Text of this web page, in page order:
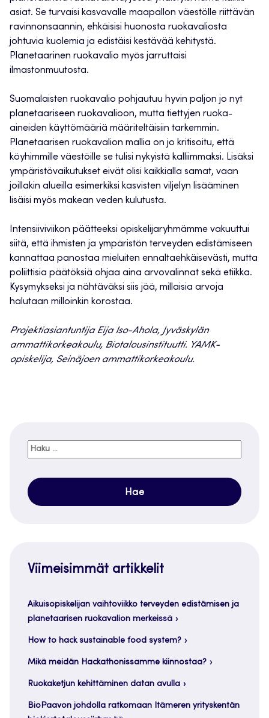
asiat. Se turvaisi kasvavalle maapallon väestölle riittävän
ravinnonsaannin, ehkäisisi huonosta ruokavaliosta
johtuvia kuolemia ja edistäisi kestävää kehitystä.
Planetaarinen ruokavalio myös jarruttaisi
ilmastonmuutosta.
Suomalaisten ruokavalio pohjautuu hyvin paljon jo nyt
planetaariseen ruokavalioon, mutta tiettyjen ruoka-
aineiden käyttömääriä määriteltäisiin tarkemmin.
Planetaarisen ruokavalion mallia on jo kritisoitu, että
köyhimmille väestöille se tulisi nykyistä kalliimmaksi. Lisäksi
ympäristövaikutukset eivät olisi kaikkialla samat, vaan
joillakin alueilla esimerkiksi kasvisten viljelyn lisääminen
lisäisi myös makean veden kulutusta.
Intensiiviviikon päätteeksi opiskelijaryhmämme vakuuttui
siitä, että ihmisten ja ympäristön terveyden edistämiseen
kannattaa panostaa mieluiten ennaltaehkäisevästi, mutta
poliittisia päätöksiä ohjaa aina arvovalinnat sekä etiikka.
Kysymykseksi ja nähtäväksi siis jää, millaisia arvoja
halutaan milloinkin korostaa.
Projektiasiantuntija Eija Iso-Ahola, Jyväskylän
ammattikorkeakoulu, Biotalousinstituutti. YAMK-
opiskelija, Seinäjoen ammattikorkeakoulu.
Haku:
Viimeisimmät artikkelit
Aikuisopiskelijan vaihtoviikko terveyden edistämisen ja
planetaarisen ruokavalion merkeissä
How to hack sustainable food system?
Mikä meidän Hackathonissamme kiinnostaa?
Ruokaketjun kehittäminen datan avulla
BioPaavon johdolla ratkomaan Itämeren yrityskentän